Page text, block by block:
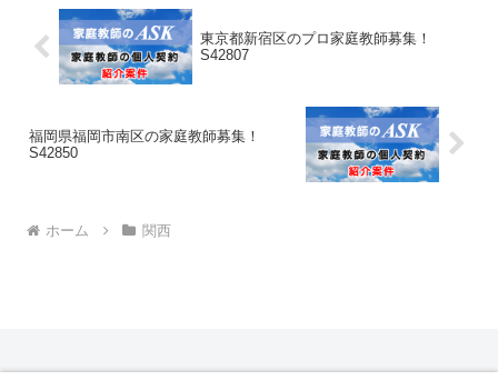
東京都新宿区のプロ家庭教師募集！
S42807
福岡県福岡市南区の家庭教師募集！
S42850
ホーム 関西